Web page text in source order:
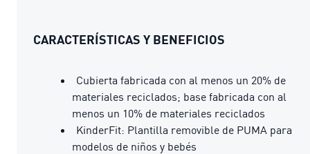
CARACTERÍSTICAS Y BENEFICIOS
Cubierta fabricada con al menos un 20% de
materiales reciclados; base fabricada con al
menos un 10% de materiales reciclados
KinderFit: Plantilla removible de PUMA para
modelos de niños y bebés